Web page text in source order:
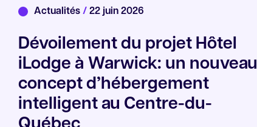
Actualités / 22 juin 2026
Dévoilement du projet Hôtel
iLodge à Warwick: un nouveau
concept d’hébergement
intelligent au Centre-du-